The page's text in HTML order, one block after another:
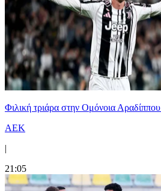
Φιλική τριάρα στην Ομόνοια
ΑΕΚ
|
21:05